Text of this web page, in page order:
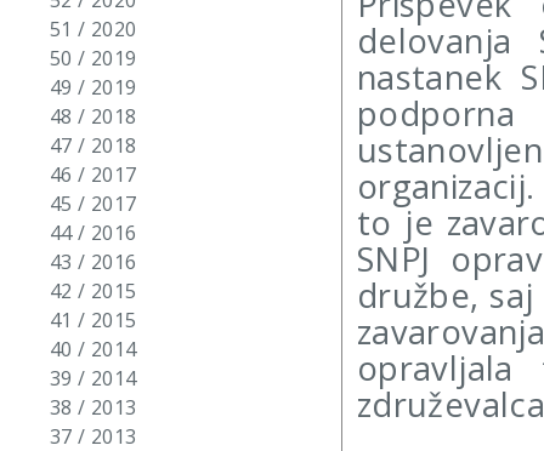
51 / 2020
50 / 2019
49 / 2019
48 / 2018
47 / 2018
46 / 2017
45 / 2017
44 / 2016
43 / 2016
42 / 2015
41 / 2015
40 / 2014
39 / 2014
38 / 2013
37 / 2013
delovanja
nastanek
to je
SNPJ
družbe,